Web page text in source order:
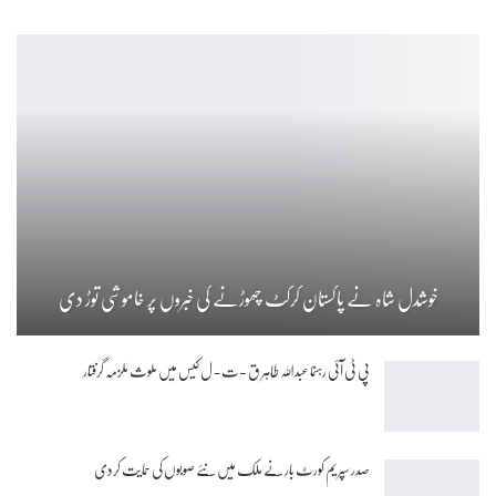
خوشدل شاہ نے پاکستان کرکٹ چھوڑنے کی خبروں پر خاموشی توڑ دی
پی ٹی آئی رہنما عبداللہ طاہر ق -ت- ل کیس میں ملوث ملزمہ گرفتار
صدر سپریم کورٹ بار نے ملک میں نئے صوبوں کی حمایت کردی